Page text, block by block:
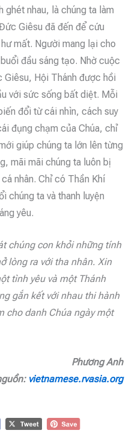
ghét nhau, là chúng ta làm
Giêsu đã đến để cứu
mất. Người mang lại cho
đầu sáng tạo. Nhờ cuộc
Giêsu, Hội Thánh được hồi
với sức sống bất diệt. Mỗi
đổi từ cái nhìn, cách suy
đụng chạm của Chúa, chỉ
giúp chúng ta lớn lên từng
mãi mãi chúng ta luôn bị
nhân. Chỉ có Thần Khí
chúng ta và thanh luyện
yêu.
chúng con khỏi những tính
lòng ra với tha nhân. Xin
tình yêu và một Thánh
gắn kết với nhau thi hành
cho danh Chúa ngày một
Phương Anh
vietnamese.rvasia.org